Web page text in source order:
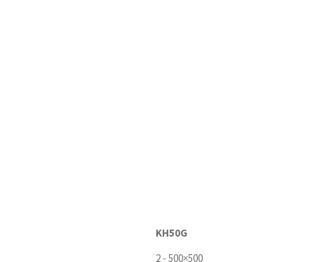
KH50G
2 - 500×500